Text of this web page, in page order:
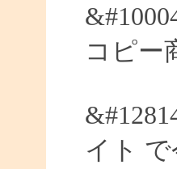
コピー
イト